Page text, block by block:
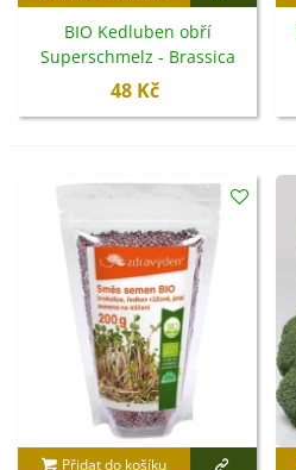
BIO Kedluben obří
Superschmelz - Brassica
oleracea - bio semena -
48 Kč
Přidat do košíku